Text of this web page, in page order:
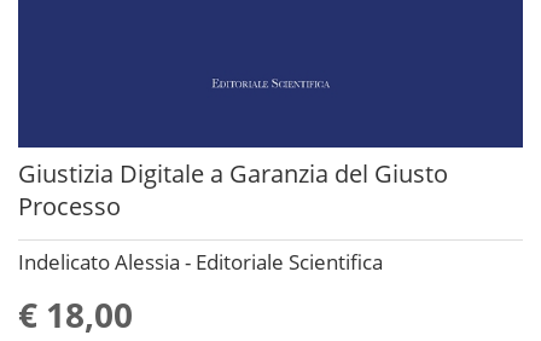
Giustizia Digitale a Garanzia del Giusto
Processo
Indelicato Alessia - Editoriale Scientifica
€ 18,00